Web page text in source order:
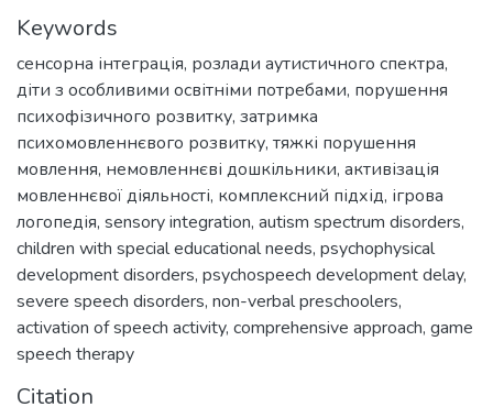
Keywords
сенсорна інтеграція, розлади аутистичного спектра,
діти з особливими освітніми потребами, порушення
психофізичного розвитку, затримка
психомовленнєвого розвитку, тяжкі порушення
мовлення, немовленнєві дошкільники, активізація
мовленнєвої діяльності, комплексний підхід, ігрова
логопедія, sensory integration, autism spectrum disorders,
children with special educational needs, psychophysical
development disorders, psychospeech development delay,
severe speech disorders, non-verbal preschoolers,
activation of speech activity, comprehensive approach, game
speech therapy
Citation